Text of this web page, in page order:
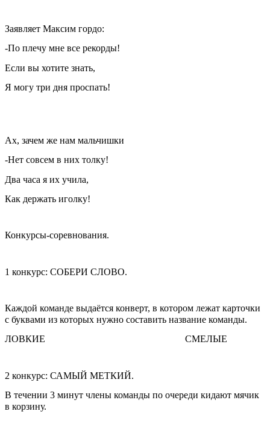
Заявляет Максим гордо:
-По плечу мне все рекорды!
Если вы хотите знать,
Я могу три дня проспать!
Ах, зачем же нам мальчишки
-Нет совсем в них толку!
Два часа я их учила,
Как держать иголку!
Конкурсы-соревнования.
1 конкурс: СОБЕРИ СЛОВО.
Каждой команде выдаётся конверт, в котором лежат карточки
с буквами из которых нужно составить название команды.
ЛОВКИЕ СМЕЛЫЕ
2 конкурс: САМЫЙ МЕТКИЙ.
В течении 3 минут члены команды по очереди кидают мячик
в корзину.